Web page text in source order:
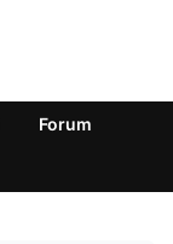
Forum